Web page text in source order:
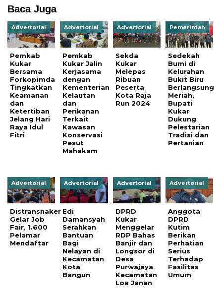
Baca Juga
Advertorial
Pemkab
Kukar
Bersama
Forkopimda
Tingkatkan
Keamanan
dan
Ketertiban
Jelang Hari
Raya Idul
Fitri
Advertorial
Pemkab
Kukar Jalin
Kerjasama
dengan
Kementerian
Kelautan
dan
Perikanan
Terkait
Kawasan
Konservasi
Pesut
Mahakam
Advertorial
Sekda
Kukar
Melepas
Ribuan
Peserta
Kota Raja
Run 2024
Pemerintah
Sedekah
Bumi di
Kelurahan
Bukit Biru
Berlangsung
Meriah,
Bupati
Kukar
Dukung
Pelestarian
Tradisi dan
Pertanian
Advertorial
Distransnaker
Gelar Job
Fair, 1.600
Pelamar
Mendaftar
Advertorial
Edi
Damansyah
Serahkan
Bantuan
Bagi
Nelayan di
Kecamatan
Kota
Bangun
Advertorial
DPRD
Kukar
Menggelar
RDP Bahas
Banjir dan
Longsor di
Desa
Purwajaya
Kecamatan
Loa Janan
Advertorial
Anggota
DPRD
Kutim
Berikan
Perhatian
Serius
Terhadap
Fasilitas
Umum